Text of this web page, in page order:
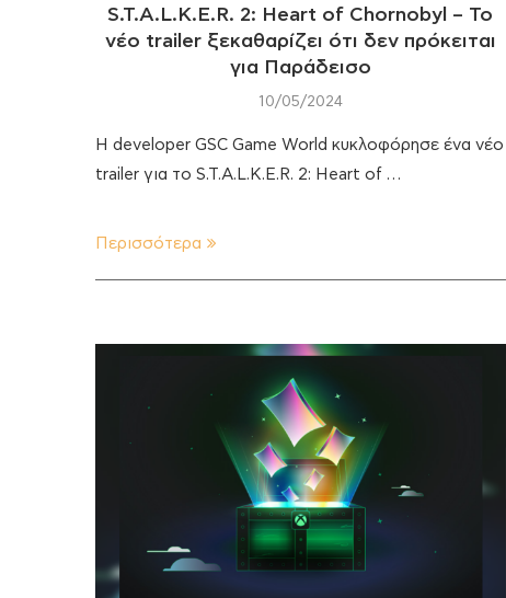
S.T.A.L.K.E.R. 2: Heart of Chornobyl – Το
νέο trailer ξεκαθαρίζει ότι δεν πρόκειται
για Παράδεισο
10/05/2024
Η developer GSC Game World κυκλοφόρησε ένα νέο
trailer για το S.T.A.L.K.E.R. 2: Heart of …
Περισσότερα